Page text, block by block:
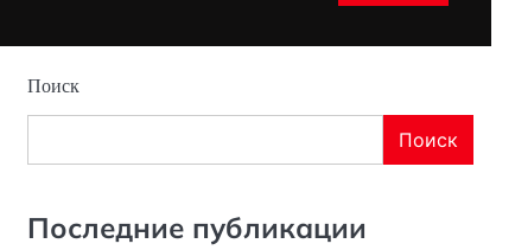
Поиск
Поиск
Последние публикации